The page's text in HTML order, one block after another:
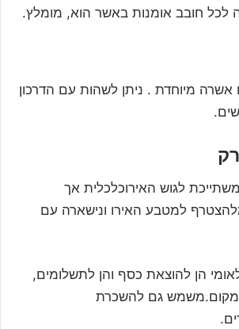
לכל חובב אומנות באשר הוא, מומלץ.
אשרה מיוחדת . ניתן לשהות עם הדרכון
לגוש האירוכלכלית אך
למטבע האירו ונישארה עם
הן להוצאת כסף והן לתשלומים,
גם להשכרת